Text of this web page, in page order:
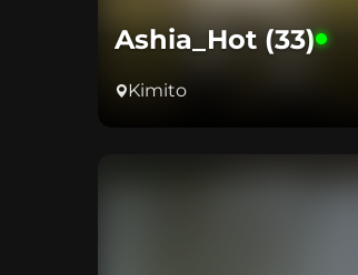
Ashia_Hot (33)
Kimito